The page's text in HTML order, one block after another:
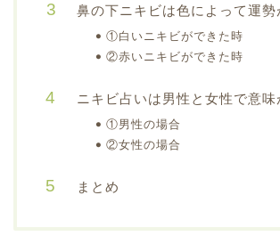
鼻の下ニキビは色によって運勢
①白いニキビができた時
②赤いニキビができた時
ニキビ占いは男性と女性で意味
①男性の場合
②女性の場合
まとめ